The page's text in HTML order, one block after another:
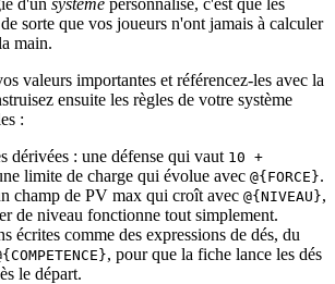
sorte que vos joueurs n'ont jamais à calculer
main.
valeurs importantes et référencez-les avec la
ensuite les règles de votre système
:
dérivées : une défense qui vaut 10 +
limite de charge qui évolue avec @{FORCE}.
champ de PV max qui croît avec @{NIVEAU},
de niveau fonctionne tout simplement.
écrites comme des expressions de dés, du
, pour que la fiche lance les dés
le départ.